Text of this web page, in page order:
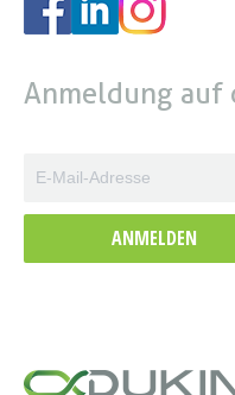
Anmeldung auf
ANMELDEN